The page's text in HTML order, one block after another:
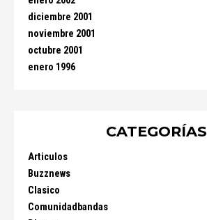
diciembre 2001
noviembre 2001
octubre 2001
enero 1996
CATEGORÍAS
Articulos
Buzznews
Clasico
Comunidadbandas